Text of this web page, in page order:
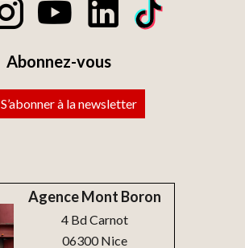
Abonnez-vous
S’abonner à la newsletter
Agence Mont Boron
4 Bd Carnot
06300 Nice